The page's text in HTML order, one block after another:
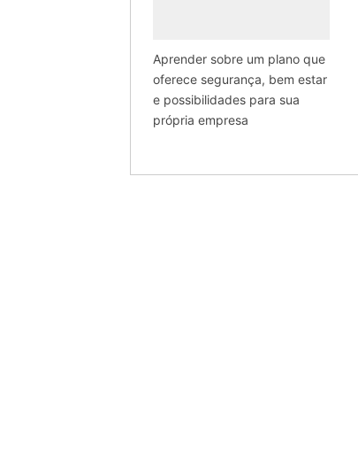
Aprender sobre um plano que
oferece segurança, bem estar
e possibilidades para sua
própria empresa